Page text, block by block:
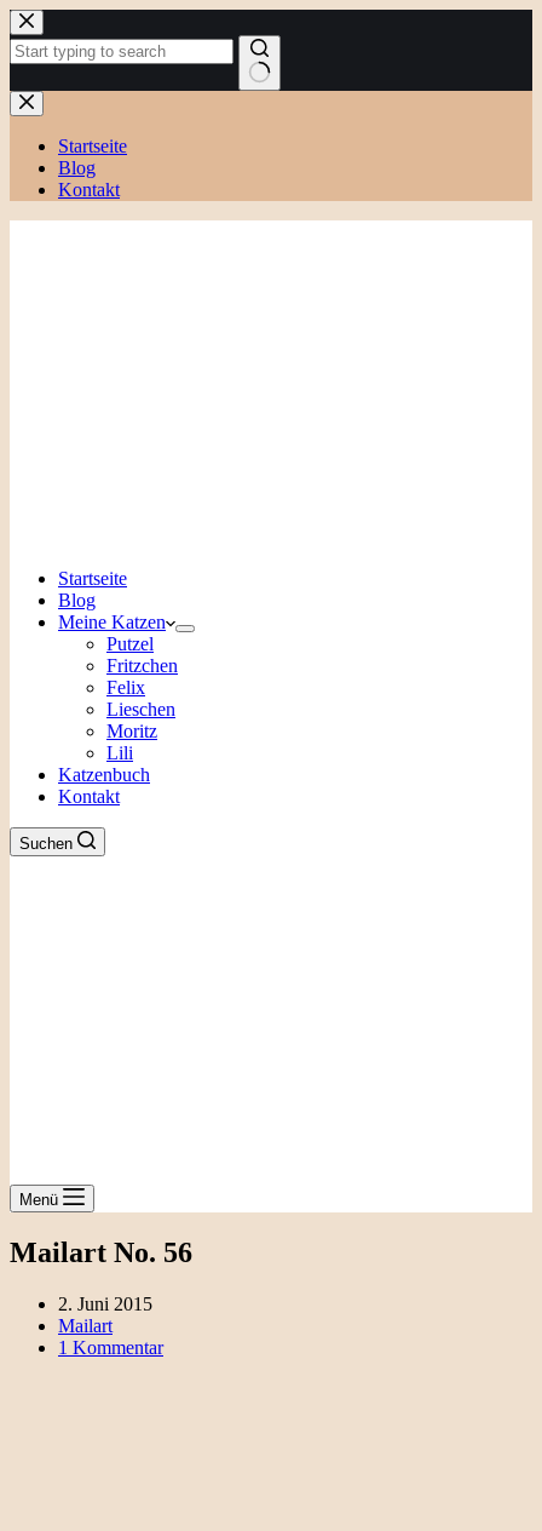
Zum
Inhalt
springen
Keine
Ergebnisse
Startseite
Blog
Kontakt
Startseite
Blog
Meine Katzen
Putzel
Fritzchen
Felix
Lieschen
Moritz
Lili
Katzenbuch
Kontakt
Suchen
Menü
Mailart No. 56
2. Juni 2015
Mailart
1 Kommentar